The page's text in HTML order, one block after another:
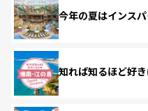
今年の夏はインスパ
知れば知るほど好